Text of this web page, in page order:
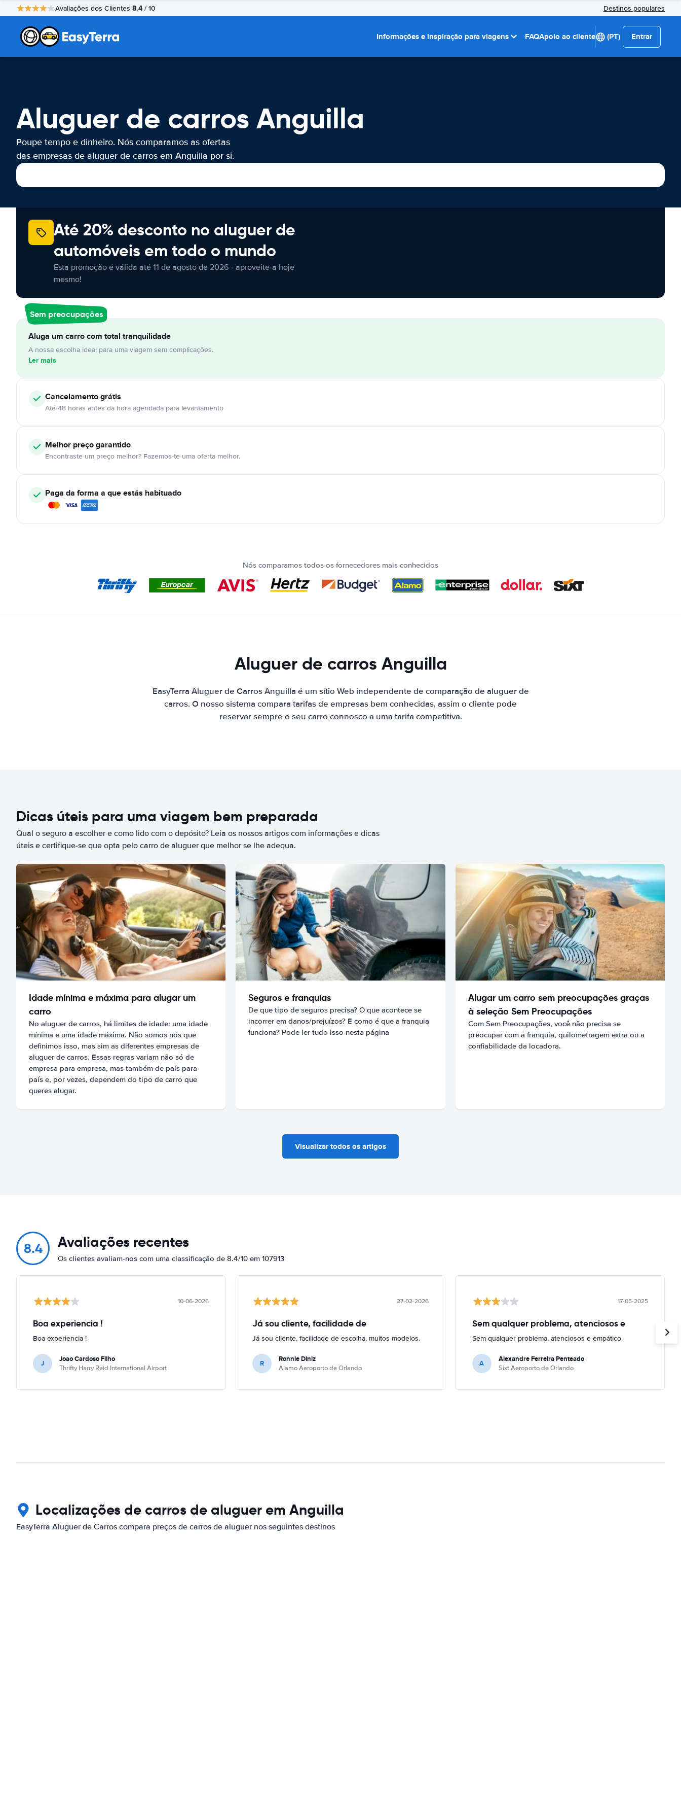
Avaliações dos Clientes 8.4 / 10 Destinos populares
Informações e inspiração para viagens FAQApoio ao cliente (PT) Entrar
Aluguer de carros Anguilla
Poupe tempo e dinheiro. Nós comparamos as ofertas
das empresas de aluguer de carros em Anguilla por si.
Até 20% desconto no aluguer de
automóveis em todo o mundo
Esta promoção é válida até 11 de agosto de 2026 - aproveite-a hoje
mesmo!
Sem preocupações
Aluga um carro com total tranquilidade
A nossa escolha ideal para uma viagem sem complicações.
Ler mais
Cancelamentográtis
Até 48 horas antes da hora agendada para levantamento
Melhor preço garantido
Encontraste um preço melhor? Fazemos-te uma oferta melhor.
Paga da forma a que estás habituado
Nós comparamos todos os fornecedores mais conhecidos
Aluguer de carros Anguilla
EasyTerra Aluguer de Carros Anguilla é um sítio Web independente de comparação de aluguer de
carros. O nosso sistema compara tarifas de empresas bem conhecidas, assim o cliente pode
reservar sempre o seu carro connosco a uma tarifa competitiva.
Dicas úteis para uma viagem bem preparada
Qual o seguro a escolher e como lido com o depósito? Leia os nossos artigos com informações e dicas
úteis e certifique-se que opta pelo carro de aluguer que melhor se lhe adequa.
Idade mínima e máxima para alugar um
carro
No aluguer de carros, há limites de idade: uma idade
mínima e uma idade máxima. Não somos nós que
definimos isso, mas sim as diferentes empresas de
aluguer de carros. Essas regras variam não só de
empresa para empresa, mas também de país para
país e, por vezes, dependem do tipo de carro que
queres alugar.
Seguros e franquias
De que tipo de seguros precisa? O que acontece se
incorrer em danos/prejuízos? E como é que a franquia
funciona? Pode ler tudo isso nesta página
Alugar um carro sem preocupações graças
à seleção Sem Preocupações
Com Sem Preocupações, você não precisa se
preocupar com a franquia, quilometragem extra ou a
confiabilidade da locadora.
Visualizar todos os artigos
8.4 Avaliações recentes
Os clientes avaliam-nos com uma classificação de 8.4/10 em 107913
10-06-2026
Boa experiencia !
Boa experiencia !
J Joao Cardoso Filho
Thrifty Harry Reid International Airport
27-02-2026
Já sou cliente, facilidade de
Já sou cliente, facilidade de escolha, muitos modelos.
R Ronnie Diniz
Alamo Aeroporto de Orlando
17-05-2025
Sem qualquer problema, atenciosos e
Sem qualquer problema, atenciosos e empático.
A Alexandre Ferreira Penteado
Sixt Aeroporto de Orlando
Localizações de carros de aluguer em Anguilla
EasyTerra Aluguer de Carros compara preços de carros de aluguer nos seguintes destinos